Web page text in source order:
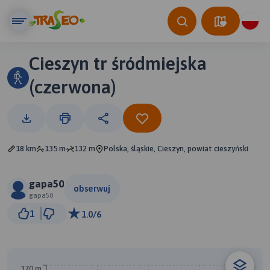
Cieszyn tr śródmiejska
(czerwona)
18 km 135 m 132 m Polska, śląskie, Cieszyn, powiat cieszyński
gapa50
gapa50
obserwuj
1 1.0/6